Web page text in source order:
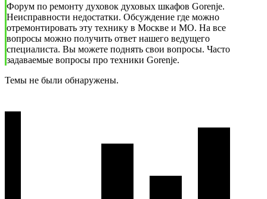
Форум по ремонту духовок духовых шкафов Gorenje.
Неисправности недостатки. Обсуждение где можно
отремонтировать эту технику в Москве и МО. На все
вопросы можно получить ответ нашего ведущего
специалиста. Вы можете поднять свои вопросы. Часто
задаваемые вопросы про техники Gorenje.
Темы не были обнаружены.